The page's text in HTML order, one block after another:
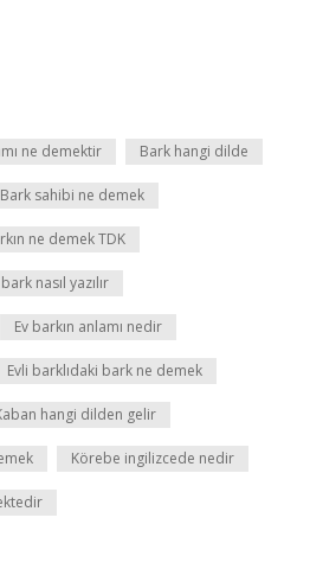
ne demektir Bark hangi dilde
Bark sahibi ne demek
ne demek TDK
bark nasıl yazılır
Ev barkın anlamı nedir
Evli barklıdaki bark ne demek
hangi dilden gelir
Körebe ingilizcede nedir